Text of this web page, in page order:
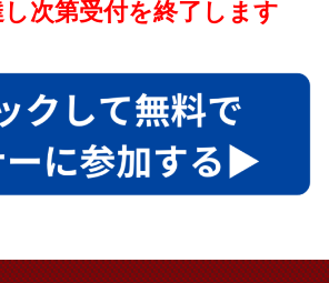
し次第受付を終了します